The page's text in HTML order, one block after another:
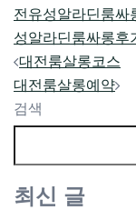
전유성알라딘룸싸
성알라딘룸싸롱후
Post
navigation
대전룸살롱코스
대전룸살롱예약
검색
최신 글